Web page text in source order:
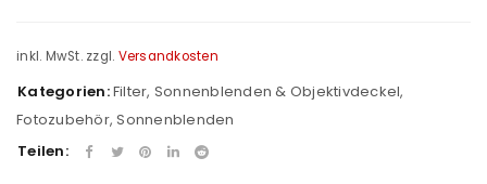
inkl. MwSt. zzgl. Versandkosten
Kategorien:Filter, Sonnenblenden & Objektivdeckel,
Fotozubehör,Sonnenblenden
Teilen: